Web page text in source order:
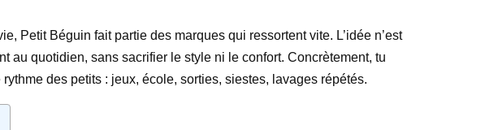
Petit Béguin fait partie des marques qui ressortent vite. L’idée n’est
au quotidien, sans sacrifier le style ni le confort. Concrètement, tu
des petits : jeux, école, sorties, siestes, lavages répétés.